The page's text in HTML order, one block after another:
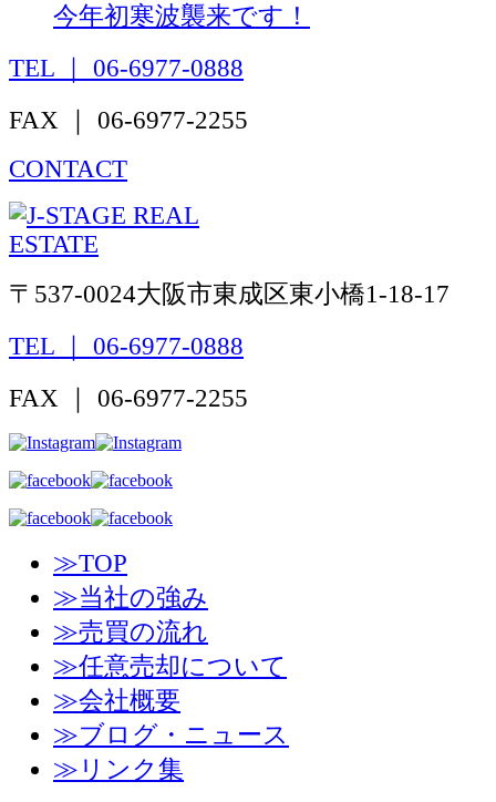
今年初寒波襲来です！
TEL ｜ 06-6977-0888
FAX ｜ 06-6977-2255
CONTACT
〒537-0024大阪市東成区東小橋1-18-17
TEL ｜ 06-6977-0888
FAX ｜ 06-6977-2255
≫TOP
≫当社の強み
≫売買の流れ
≫任意売却について
≫会社概要
≫ブログ・ニュース
≫リンク集